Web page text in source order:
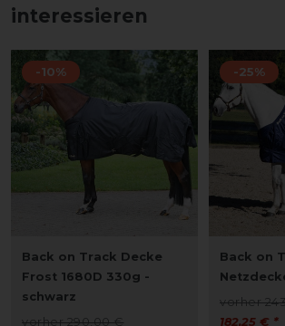
interessieren
-10%
Back on Track Decke
Frost 1680D 330g -
schwarz
vorher 290,00 €
-25%
Back on
vorher
182,25 € *